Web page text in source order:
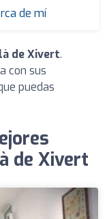
de mí
de Xivert.
con sus
puedas
de Xivert